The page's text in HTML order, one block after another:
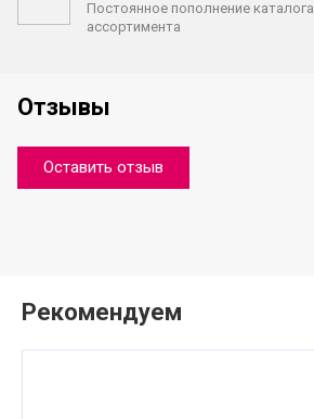
Постоянное пополнение каталога
ассортимента
Отзывы
Оставить отзыв
Рекомендуем